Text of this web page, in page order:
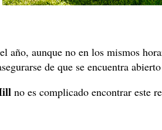
año, aunque no en los mismos
de que se encuentra
no es complicado encontrar este